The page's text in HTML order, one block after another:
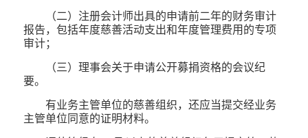
（二）注册会计师出具的申请前二年的财务审计
报告，包括年度慈善活动支出和年度管理费用的专项
审计；
（三）理事会关于申请公开募捐资格的会议纪
要。
有业务主管单位的慈善组织，还应当提交经业务
主管单位同意的证明材料。